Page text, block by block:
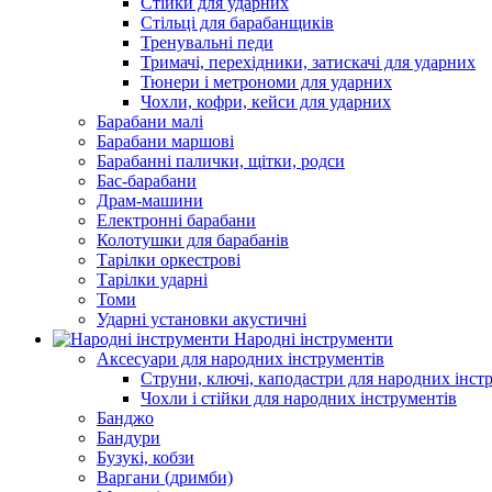
Стільці для барабанщиків
Тренувальні педи
Тримачі, перехідники, затискачі для ударних
Тюнери і метрономи для ударних
Чохли, кофри, кейси для ударних
Барабани малі
Барабани маршові
Барабанні палички, щітки, родси
Бас-барабани
Драм-машини
Електронні барабани
Колотушки для барабанів
Тарілки оркестрові
Тарілки ударні
Томи
Ударні установки акустичні
Народні інструменти
Аксесуари для народних інструментів
Струни, ключі, каподастри для народних
Чохли і стійки для народних інструментів
Банджо
Бандури
Бузукі, кобзи
Варгани (дримби)